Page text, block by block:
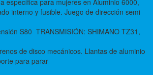
específica para mujeres en Aluminio 6000,
interno y fusible. Juego de dirección semi
S80 TRANSMISIÓN: SHIMANO TZ31,
de disco mecánicos. Llantas de aluminio
para parar